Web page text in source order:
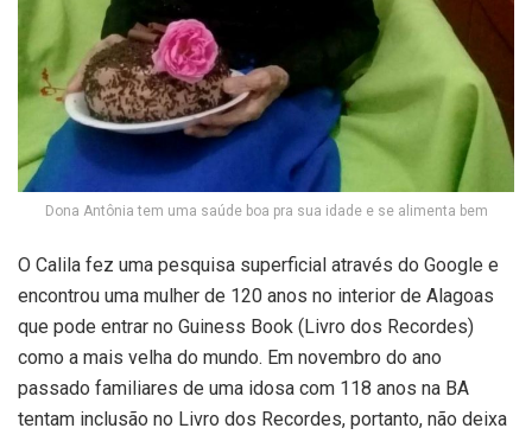
Dona Antônia tem uma saúde boa pra sua idade e se alimenta bem
O Calila fez uma pesquisa superficial através do Google e
encontrou uma mulher de 120 anos no interior de Alagoas
que pode entrar no Guiness Book (Livro dos Recordes)
como a mais velha do mundo. Em novembro do ano
passado familiares de uma idosa com 118 anos na BA
tentam inclusão no Livro dos Recordes, portanto, não deixa